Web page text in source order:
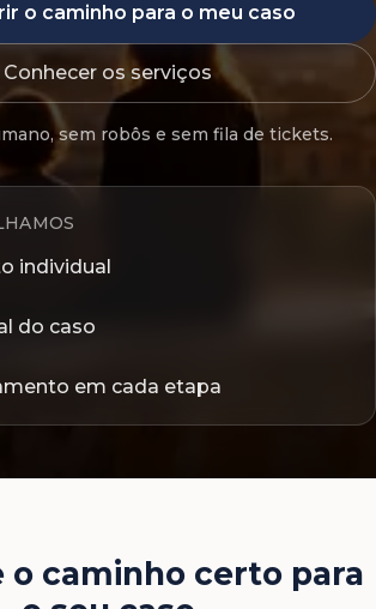
o caminho para o meu caso
Conhecer os serviços
sem robôs e sem fila de tickets.
individual
do caso
em cada etapa
o caminho certo para